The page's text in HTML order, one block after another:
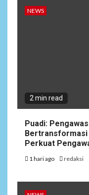
NEWS
2 min read
Puadi:
Bertransformasi
Perkuat
1 hari ago redaksi